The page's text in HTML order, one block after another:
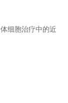
细胞治疗中的近